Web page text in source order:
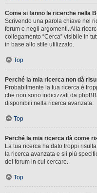
Come si fanno le ricerche nella
Scrivendo una parola chiave nel
forum e negli argomenti. Alla
collegamento “Cerca” visibile in
in base allo stile utilizzato.
Top
Perché la mia ricerca non dà
Probabilmente la tua ricerca è
che non sono indicizzati da
disponibili nella ricerca avanzata.
Top
Perché la mia ricerca dà come
La tua ricerca ha dato troppi
la ricerca avanzata e sii più
dei forum in cui cercare.
Top